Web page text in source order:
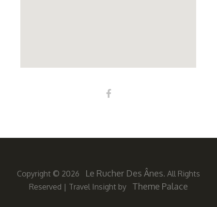
Copyright © 2026 Le Rucher Des Ânes. All Rights
Reserved | Travel Insight by Theme Palace